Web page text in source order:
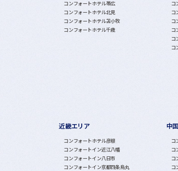
コンフォートホテル帯広
コンフォートホテル北見
コンフォートホテル苫小牧
コンフォートホテル千歳
コ
コ
コ
コ
コ
コ
近畿エリア
コンフォートホテル彦根
コンフォートイン近江八幡
コンフォートイン八日市
コンフォートイン京都四条烏丸
中
コ
コ
コ
コ